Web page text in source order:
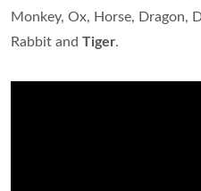
Monkey, Ox, Horse, Dragon,
Rabbit and Tiger.